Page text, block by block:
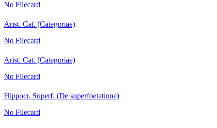
No Filecard
Arist. Cat. (Categoriae)
No Filecard
Arist. Cat. (Categoriae)
No Filecard
Hippocr. Superf. (De superfoetatione)
No Filecard